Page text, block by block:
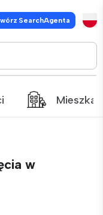
SearchAgenta
w